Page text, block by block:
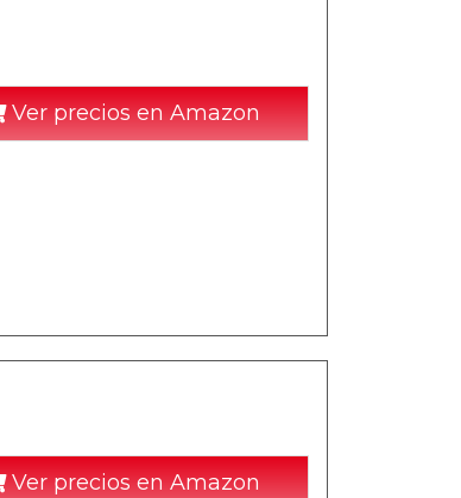
Ver precios en Amazon
Ver precios en Amazon